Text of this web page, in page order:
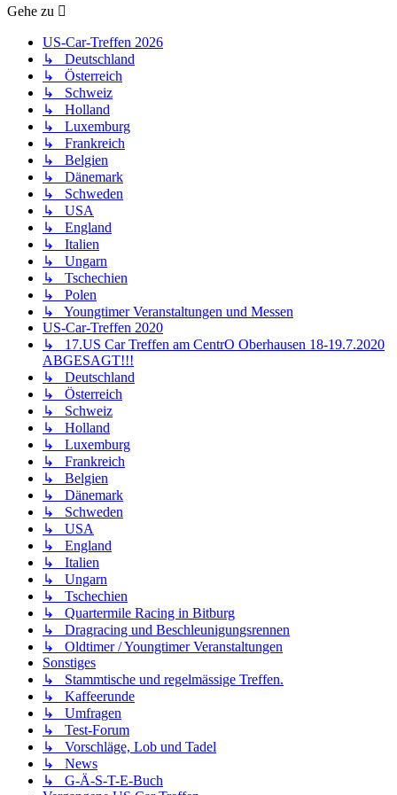
Gehe zu
US-Car-Treffen 2026
↳ Deutschland
↳ Österreich
↳ Schweiz
↳ Holland
↳ Luxemburg
↳ Frankreich
↳ Belgien
↳ Dänemark
↳ Schweden
↳ USA
↳ England
↳ Italien
↳ Ungarn
↳ Tschechien
↳ Polen
↳ Youngtimer Veranstaltungen und Messen
US-Car-Treffen 2020
↳ 17.US Car Treffen am CentrO Oberhausen 18-19.7.2020
ABGESAGT!!!
↳ Deutschland
↳ Österreich
↳ Schweiz
↳ Holland
↳ Luxemburg
↳ Frankreich
↳ Belgien
↳ Dänemark
↳ Schweden
↳ USA
↳ England
↳ Italien
↳ Ungarn
↳ Tschechien
↳ Quartermile Racing in Bitburg
↳ Dragracing und Beschleunigungsrennen
↳ Oldtimer / Youngtimer Veranstaltungen
Sonstiges
↳ Stammtische und regelmässige Treffen.
↳ Kaffeerunde
↳ Umfragen
↳ Test-Forum
↳ Vorschläge, Lob und Tadel
↳ News
↳ G-Ä-S-T-E-Buch